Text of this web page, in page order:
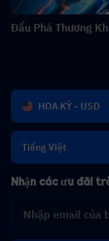
Đấu Phá Thương
HOA KỲ - USD
Tiếng Việt
Nhận các ưu đãi